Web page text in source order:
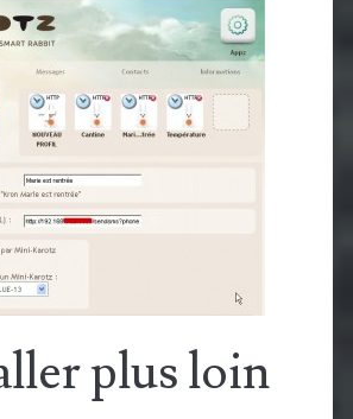
plus loin